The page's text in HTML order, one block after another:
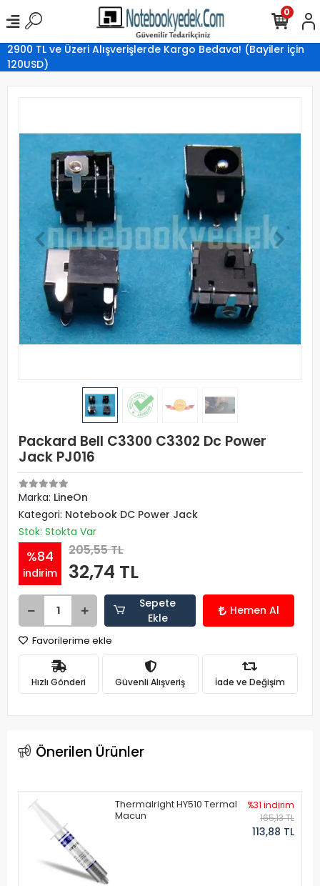
2900 TL ve Üzeri Alışverişlerde Kargo Bedava! (Bayiler için
120USD)
0
Packard Bell C3300 C3302 Dc Power
Jack PJ016
Marka: LineOn
Kategori: Notebook DC Power Jack
Stok: Stokta Var
%84
indirim
205,55 TL
32,74 TL
Sepete
Ekle
Hemen Al
Favorilerime ekle
Hızlı Gönderi Güvenli Alışveriş İade ve Değişim
Önerilen Ürünler
Thermalright HY510 Termal
Macun
%31 indirim
165,13 TL
113,88 TL